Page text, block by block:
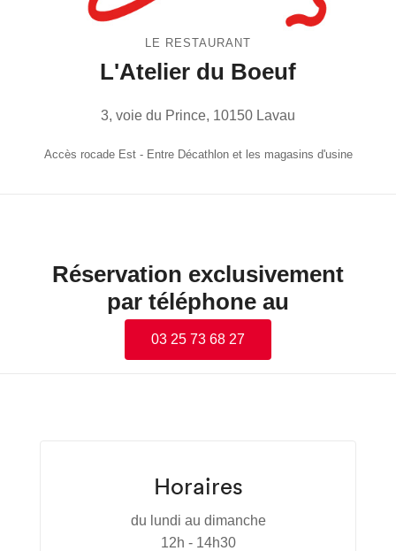
LE RESTAURANT
L'Atelier du Boeuf
3, voie du Prince, 10150 Lavau
Accès rocade Est - Entre Décathlon et les magasins d'usine
Réservation exclusivement
par téléphone au
03 25 73 68 27
Horaires
du lundi au dimanche
12h - 14h30